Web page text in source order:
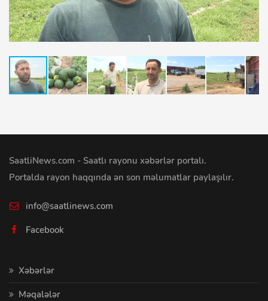
SaatliNews.com - Saatlı rayonu xəbərlər portalı.
Portalda rayon haqqında ən son məlumatlar paylaşılır.
info@saatlinews.com
Facebook
Xəbərlər
Məqalələr